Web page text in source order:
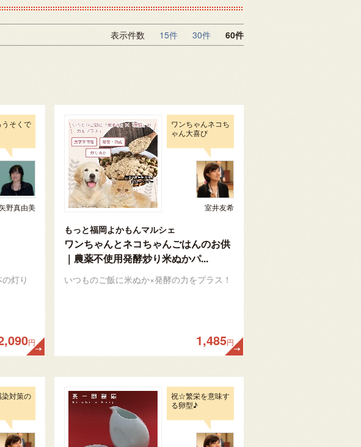
表示件数 15件 30件 60件
そくで
野真由美
灯り
円
ワンちゃんネコち
ゃん大喜び
室井友希
もっと福岡よかもんマルシェ
ワンちゃんとネコちゃんごはんのお供
｜農薬不使用発酵炒り米ぬかパ...
いつものご飯に米ぬか×発酵の力をプラス！
1,485円
対策の
祝☆繁栄を意味す
る卵型♪